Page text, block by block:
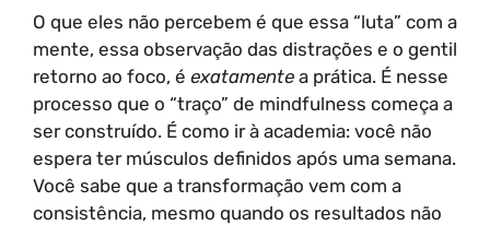
O que eles não percebem é que essa “luta” com a
mente, essa observação das distrações e o gentil
retorno ao foco, é exatamente a prática. É nesse
processo que o “traço” de mindfulness começa a
ser construído. É como ir à academia: você não
espera ter músculos definidos após uma semana.
Você sabe que a transformação vem com a
consistência, mesmo quando os resultados não